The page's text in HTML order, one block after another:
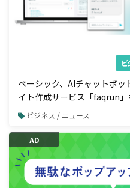
ビ
ベーシック、AIチャットボ
イト作成サービス「faqrun
ビジネス / ニュース
AD